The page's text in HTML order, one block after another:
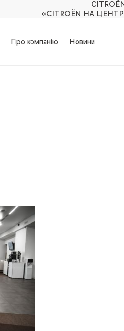
«CITROËN НА
Про компанію Новини